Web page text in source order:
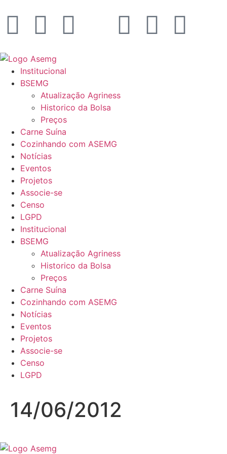
Institucional
BSEMG
Atualização Agriness
Historico da Bolsa
Preços
Carne Suína
Cozinhando com ASEMG
Notícias
Eventos
Projetos
Associe-se
Censo
LGPD
Institucional
BSEMG
Atualização Agriness
Historico da Bolsa
Preços
Carne Suína
Cozinhando com ASEMG
Notícias
Eventos
Projetos
Associe-se
Censo
LGPD
14/06/2012